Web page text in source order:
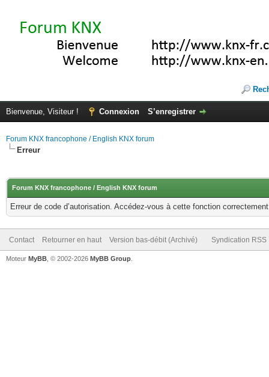
Bienvenue, Visiteur ! Connexion S’enregistrer
Forum KNX francophone / English KNX forum
Erreur
Forum KNX francophone / English KNX forum
Erreur de code d’autorisation. Accédez-vous à cette fonction
Contact Retourner en haut Version bas-débit (Archivé) Syndication RSS
Moteur MyBB , © 2002-2026 MyBB Group